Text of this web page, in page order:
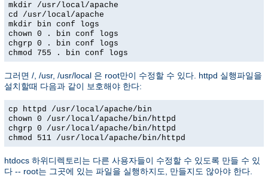
mkdir /usr/local/apache
cd /usr/local/apache
mkdir bin conf logs
chown 0 . bin conf logs
chgrp 0 . bin conf logs
chmod 755 . bin conf logs
그러면 /, /usr, /usr/local 은 root만이 수정할 수 있다. httpd 실행파일을
설치할때 다음과 같이 보호해야 한다:
cp httpd /usr/local/apache/bin
chown 0 /usr/local/apache/bin/httpd
chgrp 0 /usr/local/apache/bin/httpd
chmod 511 /usr/local/apache/bin/httpd
htdocs 하위디렉토리는 다른 사용자들이 수정할 수 있도록 만들 수 있
다 -- root는 그곳에 있는 파일을 실행하지도, 만들지도 않아야 한다.